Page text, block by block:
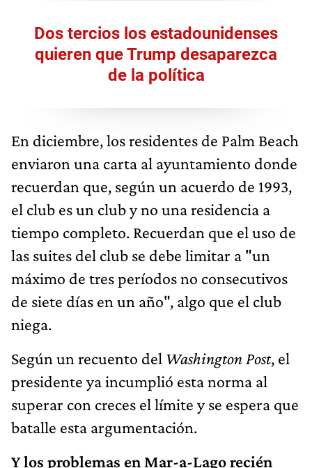
Dos tercios los estadounidenses
quieren que Trump desaparezca
de la política
En diciembre, los residentes de Palm Beach
enviaron una carta al ayuntamiento donde
recuerdan que, según un acuerdo de 1993,
el club es un club y no una residencia a
tiempo completo. Recuerdan que el uso de
las suites del club se debe limitar a "un
máximo de tres períodos no consecutivos
de siete días en un año", algo que el club
niega.
Según un recuento del Washington Post, el
presidente ya incumplió esta norma al
superar con creces el límite y se espera que
batalle esta argumentación.
Y los problemas en Mar-a-Lago recién